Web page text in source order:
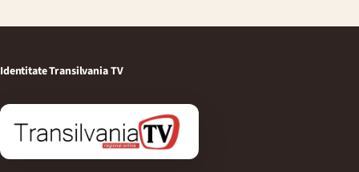
Identitate Transilvania TV